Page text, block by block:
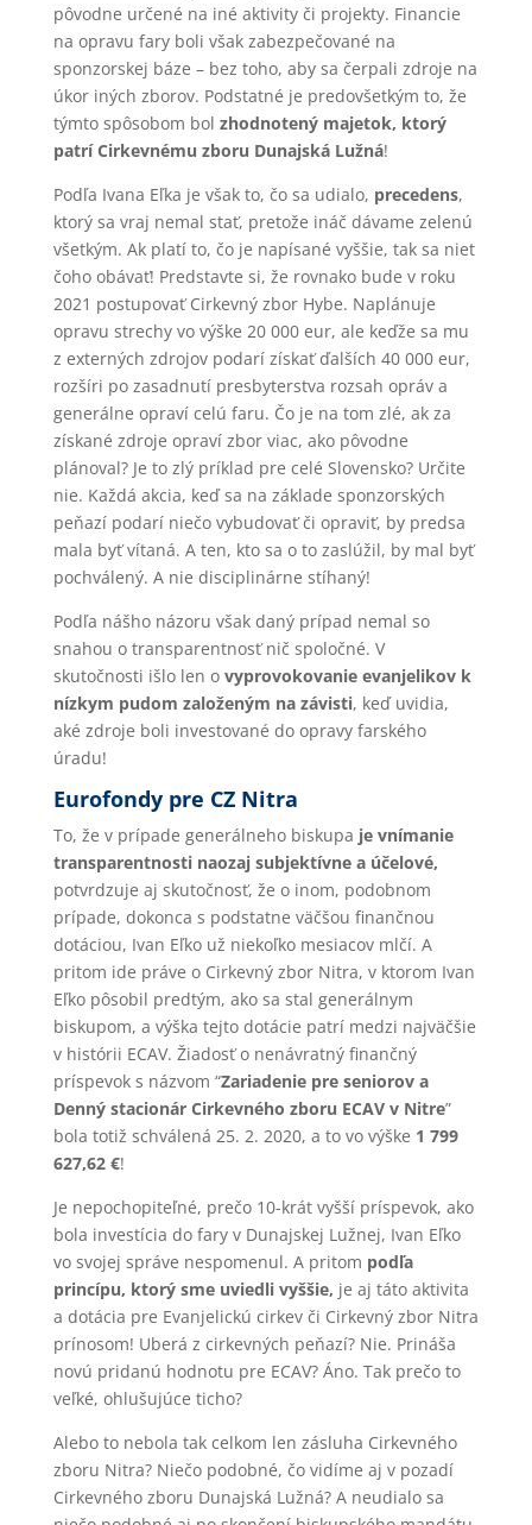
pôvodne určené na iné aktivity či projekty. Financie
na opravu fary boli však zabezpečované na
sponzorskej báze – bez toho, aby sa čerpali zdroje na
úkor iných zborov. Podstatné je predovšetkým to, že
týmto spôsobom bol zhodnotený majetok, ktorý
patrí Cirkevnému zboru Dunajská Lužná!
Podľa Ivana Eľka je však to, čo sa udialo, precedens,
ktorý sa vraj nemal stať, pretože ináč dávame zelenú
všetkým. Ak platí to, čo je napísané vyššie, tak sa niet
čoho obávať! Predstavte si, že rovnako bude v roku
2021 postupovať Cirkevný zbor Hybe. Naplánuje
opravu strechy vo výške 20 000 eur, ale keďže sa mu
z externých zdrojov podarí získať ďalších 40 000 eur,
rozšíri po zasadnutí presbyterstva rozsah opráv a
generálne opraví celú faru. Čo je na tom zlé, ak za
získané zdroje opraví zbor viac, ako pôvodne
plánoval? Je to zlý príklad pre celé Slovensko? Určite
nie. Každá akcia, keď sa na základe sponzorských
peňazí podarí niečo vybudovať či opraviť, by predsa
mala byť vítaná. A ten, kto sa o to zaslúžil, by mal byť
pochválený. A nie disciplinárne stíhaný!
Podľa nášho názoru však daný prípad nemal so
snahou o transparentnosť nič spoločné. V
skutočnosti išlo len o vyprovokovanie evanjelikov k
nízkym pudom založeným na závisti, keď uvidia,
aké zdroje boli investované do opravy farského
úradu!
Eurofondy pre CZ Nitra
To, že v prípade generálneho biskupa je vnímanie
transparentnosti naozaj subjektívne a účelové,
potvrdzuje aj skutočnosť, že o inom, podobnom
prípade, dokonca s podstatne väčšou finančnou
dotáciou, Ivan Eľko už niekoľko mesiacov mlčí. A
pritom ide práve o Cirkevný zbor Nitra, v ktorom Ivan
Eľko pôsobil predtým, ako sa stal generálnym
biskupom, a výška tejto dotácie patrí medzi najväčšie
v histórii ECAV. Žiadosť o nenávratný finančný
príspevok s názvom “Zariadenie pre seniorov a
Denný stacionár Cirkevného zboru ECAV v Nitre”
bola totiž schválená 25. 2. 2020, a to vo výške 1 799
627,62 €!
Je nepochopiteľné, prečo 10-krát vyšší príspevok, ako
bola investícia do fary v Dunajskej Lužnej, Ivan Eľko
vo svojej správe nespomenul. A pritom podľa
princípu, ktorý sme uviedli vyššie, je aj táto aktivita
a dotácia pre Evanjelickú cirkev či Cirkevný zbor Nitra
prínosom! Uberá z cirkevných peňazí? Nie. Prináša
novú pridanú hodnotu pre ECAV? Áno. Tak prečo to
veľké, ohlušujúce ticho?
Alebo to nebola tak celkom len zásluha Cirkevného
zboru Nitra? Niečo podobné, čo vidíme aj v pozadí
Cirkevného zboru Dunajská Lužná? A neudialo sa